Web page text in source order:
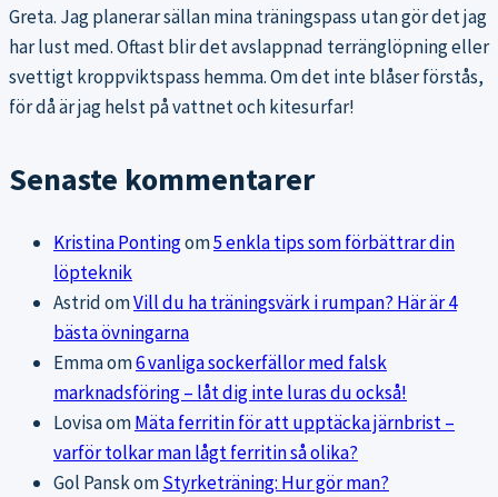
Greta. Jag planerar sällan mina träningspass utan gör det jag
har lust med. Oftast blir det avslappnad terränglöpning eller
svettigt kroppviktspass hemma. Om det inte blåser förstås,
för då är jag helst på vattnet och kitesurfar!
Senaste kommentarer
Kristina Pontingom5 enkla tips som förbättrar din
löpteknik
AstridomVill du ha träningsvärk i rumpan? Här är 4
bästa övningarna
Emmaom6 vanliga sockerfällor med falsk
marknadsföring – låt dig inte luras du också!
LovisaomMäta ferritin för att upptäcka järnbrist –
varför tolkar man lågt ferritin så olika?
Gol PanskomStyrketräning: Hur gör man?